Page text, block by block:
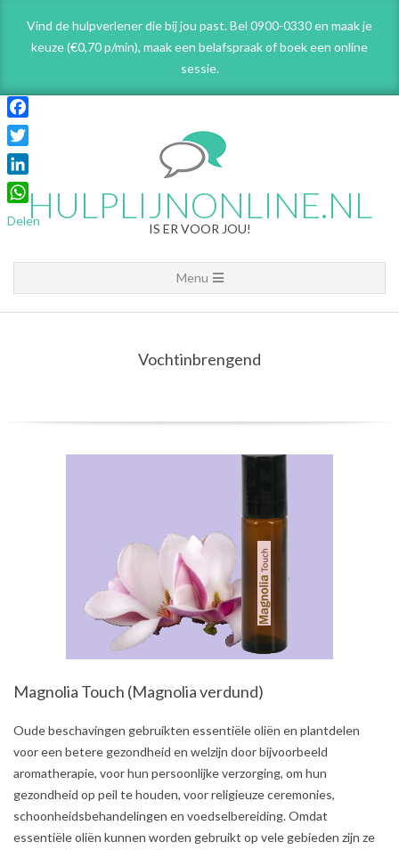
content
Vind de hulpverlener die bij jou past. Bel 0900-0330 en maak je
keuze (€0,70 p/min), maak een belafspraakof boek een online
sessie.
HULPLIJNONLINE.NL
IS ER VOOR JOU!
Navigation
Menu
Menu
Vochtinbrengend
Magnolia Touch (Magnolia verdund)
2021-
Oude beschavingen gebruikten essentiële oliën en plantdelen
voor een betere gezondheid en welzijn door bijvoorbeeld
aromatherapie, voor hun persoonlijke verzorging, om hun
gezondheid op peil te houden, voor religieuze ceremonies,
schoonheidsbehandelingen en voedselbereiding. Omdat
essentiële oliën kunnen worden gebruikt op vele gebieden zijn ze
Facebook
Twitter
LinkedIn
WhatsApp
Delen